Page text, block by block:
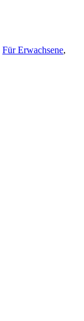
Für Erwachsene,